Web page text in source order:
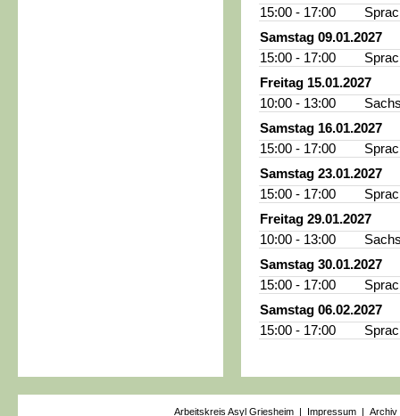
15:00 - 17:00
Samstag 09.01.2027
15:00 - 17:00
Freitag 15.01.2027
10:00 - 13:00
Samstag 16.01.2027
15:00 - 17:00
Samstag 23.01.2027
15:00 - 17:00
Freitag 29.01.2027
10:00 - 13:00
Samstag 30.01.2027
15:00 - 17:00
Samstag 06.02.2027
15:00 - 17:00
Arbeitskreis Asyl Griesheim | Impressum |Archiv